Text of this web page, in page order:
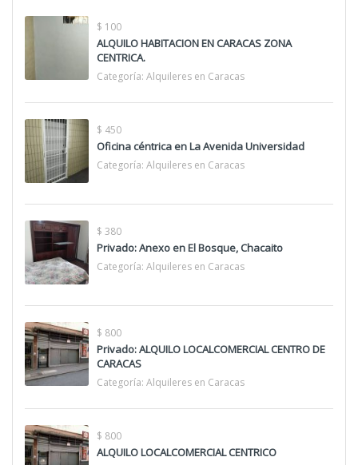
$ 100
ALQUILO HABITACION EN CARACAS ZONA
CENTRICA.
Categoría: Alquileres en Caracas
$ 450
Oficina céntrica en La Avenida Universidad
Categoría: Alquileres en Caracas
$ 380
Privado: Anexo en El Bosque, Chacaito
Categoría: Alquileres en Caracas
$ 800
Privado: ALQUILO LOCALCOMERCIAL CENTRO DE
CARACAS
Categoría: Alquileres en Caracas
$ 800
ALQUILO LOCALCOMERCIAL CENTRICO